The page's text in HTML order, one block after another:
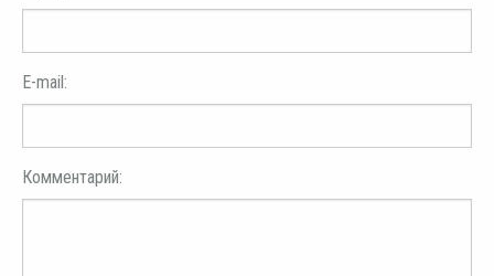
E-mail:
Комментарий: